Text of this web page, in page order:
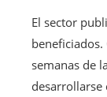
El sector
beneficiados.
semanas de